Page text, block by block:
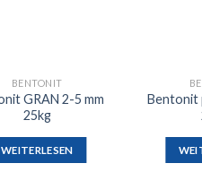
Auf die
Wunschliste
BENTONIT
GRAN 2-5 mm
25kg
WEITERLESEN
Bentonit